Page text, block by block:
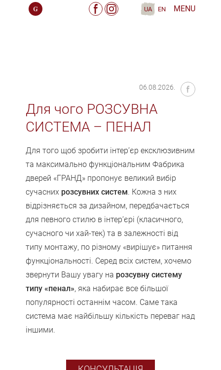
MENU
UA EN
06.08.2026.
Для чого РОЗСУВНА
СИСТЕМА – ПЕНАЛ
Для того щоб зробити інтер’єр ексклюзивним
та максимально функціональним Фабрика
дверей «ГРАНД» пропонує великий вибір
сучасних розсувних систем. Кожна з них
відрізняється за дизайном, передбачається
для певного стилю в інтер’єрі (класичного,
сучасного чи хай-тек) та в залежності від
типу монтажу, по різному «вирішує» питання
функціональності. Серед всіх систем, хочемо
звернути Вашу увагу на розсувну систему
типу «пенал», яка набирає все більшої
популярності останнім часом. Саме така
система має найбільшу кількість переваг над
іншими.